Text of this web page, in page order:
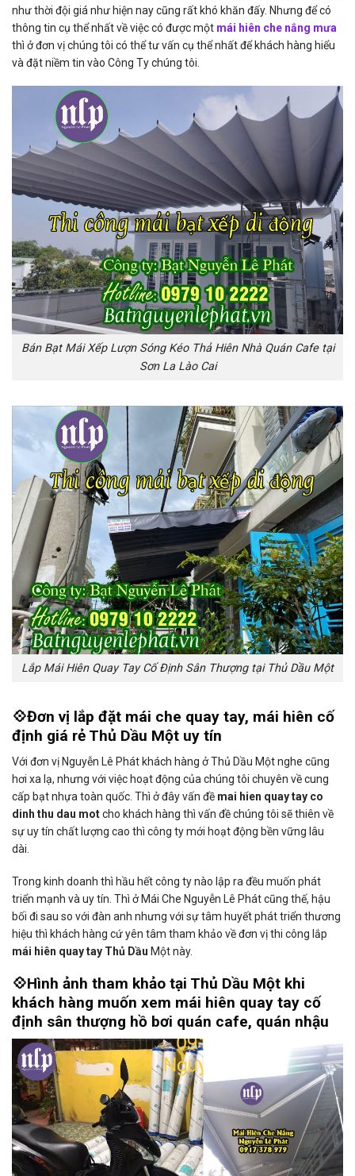
như thời đội giá như hiện nay cũng rất khó khăn đấy. Nhưng để có
thông tin cụ thể nhất về việc có được một mái hiên che nắng mưa
thì ở đơn vị chúng tôi có thể tư vấn cụ thể nhất để khách hàng hiểu
và đặt niềm tin vào Công Ty chúng tôi.
Bán Bạt Mái Xếp Lượn Sóng Kéo Thả Hiên Nhà Quán Cafe tại
Sơn La Lào Cai
Lắp Mái Hiên Quay Tay Cố Định Sân Thượng tại Thủ Dầu Một
💠Đơn vị lắp đặt mái che quay tay, mái hiên cố
định giá rẻ Thủ Dầu Một uy tín
Với đơn vị Nguyễn Lê Phát khách hàng ở Thủ Dầu Một nghe cũng
hơi xa lạ, nhưng với việc hoạt động của chúng tôi chuyên về cung
cấp bạt nhựa toàn quốc. Thì ở đây vấn đề mai hien quay tay co
dinh thu dau motcho khách hàng thì vấn đề chúng tôi sẽ thiên về
sự uy tín chất lượng cao thì công ty mới hoạt động bền vững lâu
dài.
Trong kinh doanh thì hầu hết công ty nào lập ra đều muốn phát
triển mạnh và uy tín. Thì ở Mái Che Nguyễn Lê Phát cũng thế, hậu
bối đi sau so với đàn anh nhưng với sự tâm huyết phát triển thương
hiệu thì khách hàng cứ yên tâm tham khảo về đơn vị thi công lắp
mái hiên quay tay Thủ Dầu Một này.
💠Hình ảnh tham khảo tại Thủ Dầu Một khi
khách hàng muốn xem mái hiên quay tay cố
định sân thượng hồ bơi quán cafe, quán nhậu